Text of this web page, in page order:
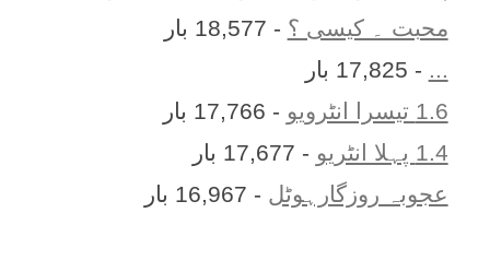
محبت ۔ کیسی ؟ - 18,577 بار
- 17,825 بار
1.6 تیسرا انٹرویو
- 17,766 بار
1.4 پہلا انٹریو
- 17,677 بار
عجوبہ روزگارہوٹل - 16,967 بار